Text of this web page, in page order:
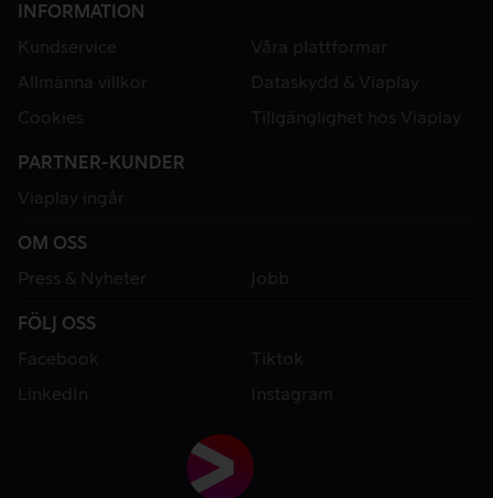
INFORMATION
Kundservice
Våra plattformar
Allmänna villkor
Dataskydd & Viaplay
Cookies
Tillgänglighet hos Viaplay
PARTNER-KUNDER
Viaplay ingår
OM OSS
Press & Nyheter
Jobb
FÖLJ OSS
Facebook
Tiktok
LinkedIn
Instagram